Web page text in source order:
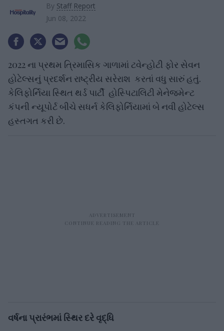
By Staff Report
Jun 08, 2022
2022 ના પ્રથમ ત્રિમાસિક ગાળામાં ટવેન્હોટી ફોર સેવન
હોટેલ્સનું પ્રદર્શન રાષ્ટ્રીય સરેરાશ કરતાં વધુ સારું હતું.
કેલિફોર્નિયા સ્થિત થર્ડ પાર્ટી હોસ્પિટાલિટી મેનેજમેન્ટ
કંપની ન્યૂપોર્ટ બીચે સધર્ન કેલિફોર્નિયામાં બે નવી હોટેલ્સ
હસ્તગત કરી છે.
વર્ષના પ્રારંભમાં સ્થિર દરે વૃદ્ધિ